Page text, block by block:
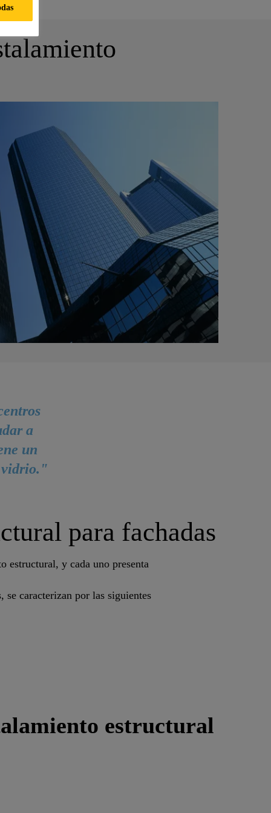
a
un
vidrio."
para fachadas
estructural, y cada uno presenta
se caracterizan por las siguientes
estructural